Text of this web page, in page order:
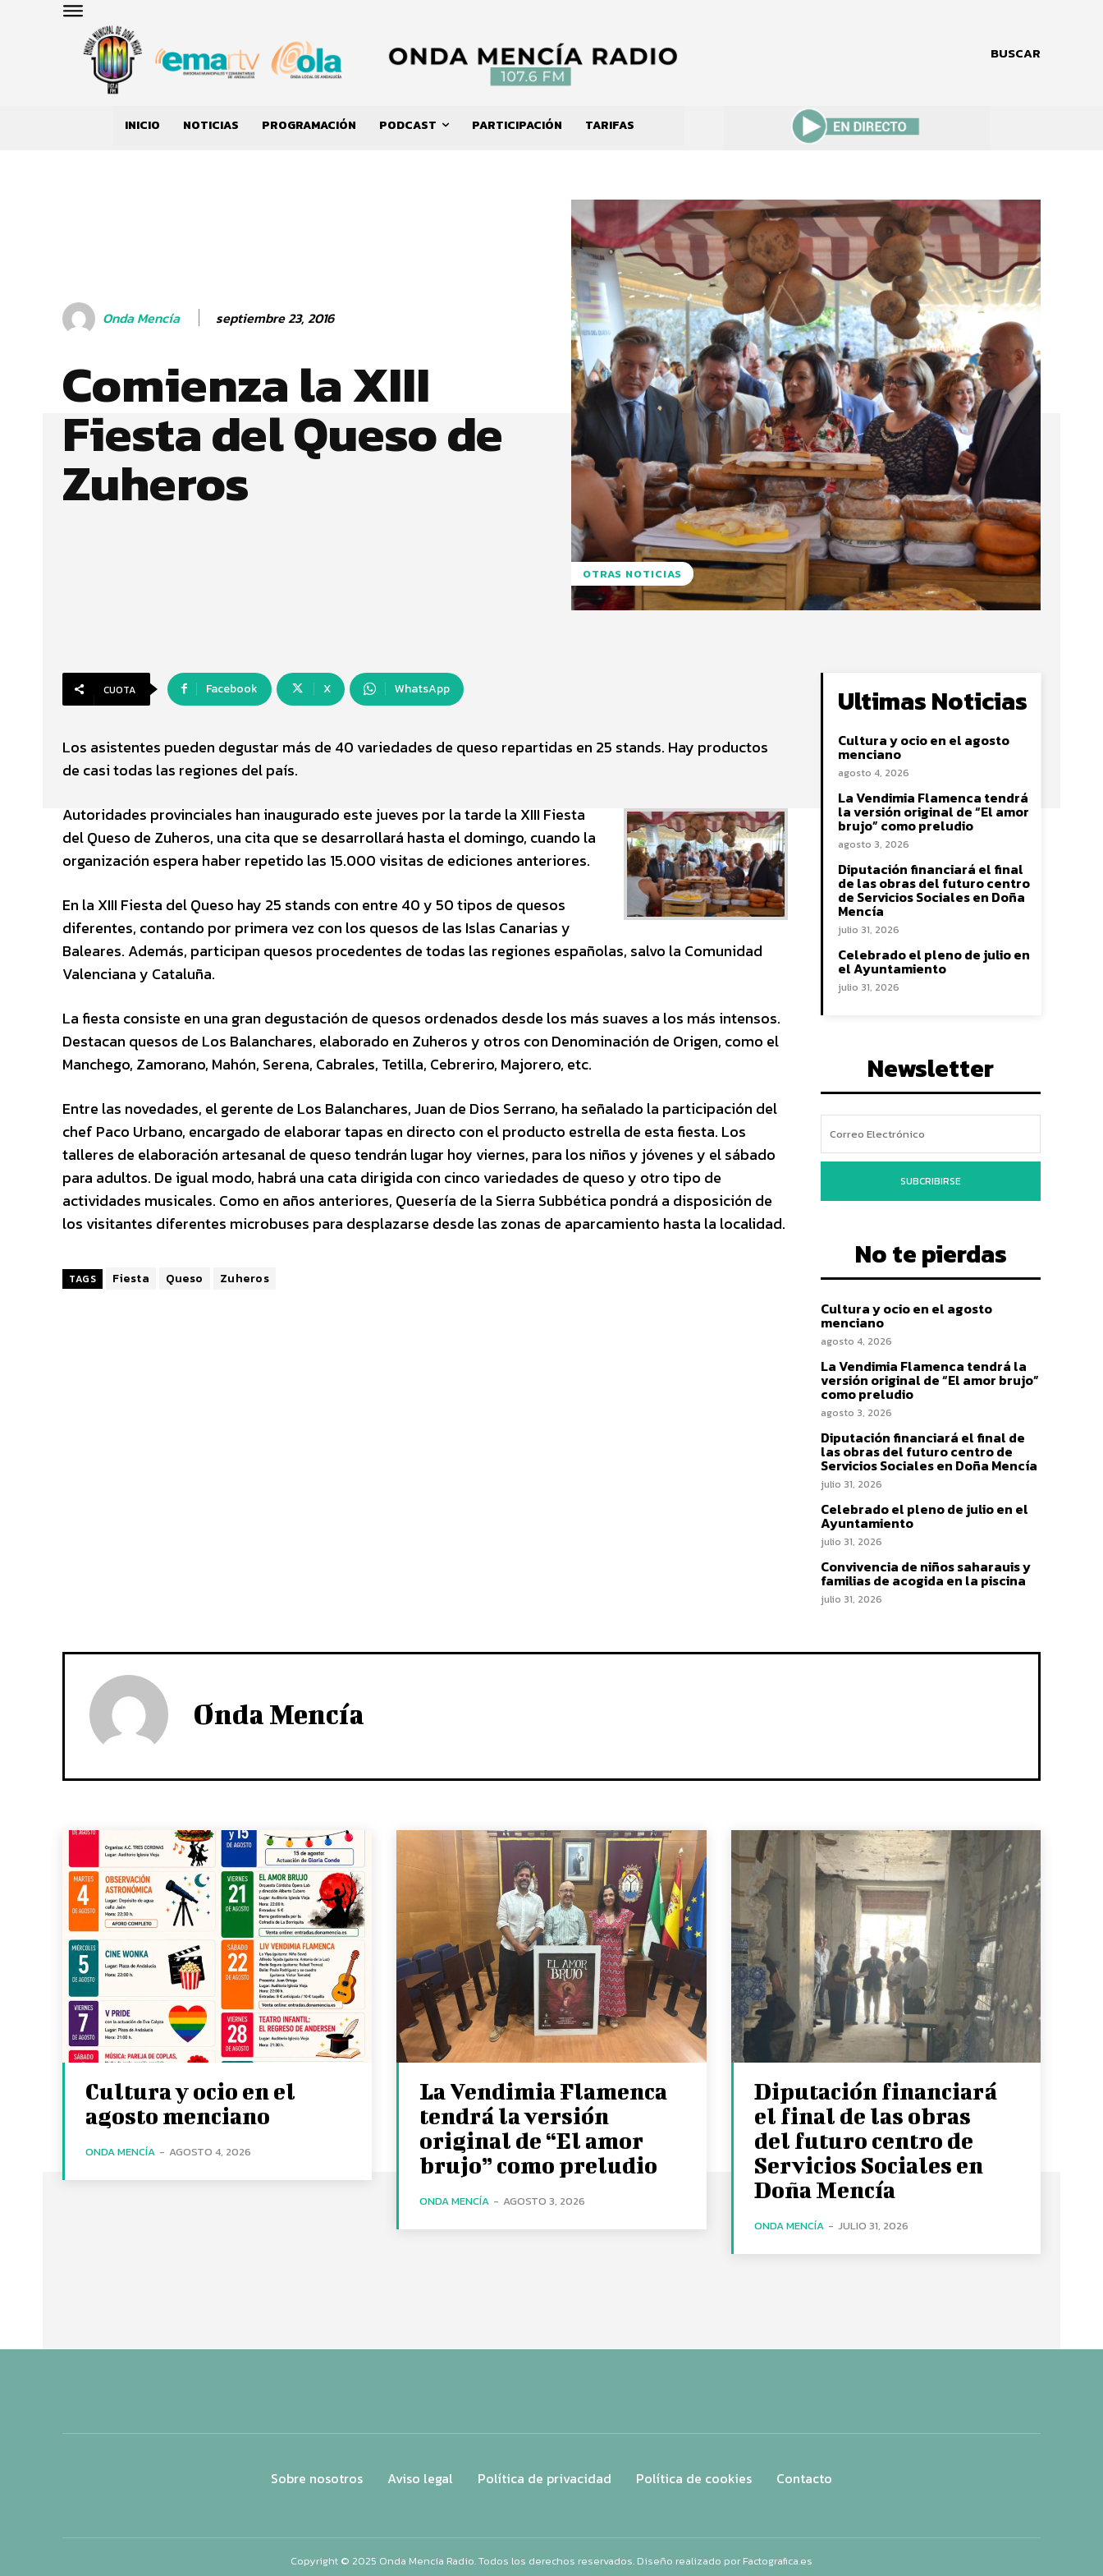
BUSCAR
INICIO NOTICIAS PROGRAMACIÓN PODCAST PARTICIPACIÓN TARIFAS
Onda Mencía septiembre 23, 2016
Comienza la XIII
Fiesta del Queso de
Zuheros
OTRAS NOTICIAS
CUOTA Facebook X WhatsApp
Los asistentes pueden degustar más de 40 variedades de queso repartidas en 25 stands. Hay productos
de casi todas las regiones del país.
Autoridades provinciales han inaugurado este jueves por la tarde la XIII Fiesta
del Queso de Zuheros, una cita que se desarrollará hasta el domingo, cuando la
organización espera haber repetido las 15.000 visitas de ediciones anteriores.
En la XIII Fiesta del Queso hay 25 stands con entre 40 y 50 tipos de quesos
diferentes, contando por primera vez con los quesos de las Islas Canarias y
Baleares. Además, participan quesos procedentes de todas las regiones españolas, salvo la Comunidad
Valenciana y Cataluña.
La fiesta consiste en una gran degustación de quesos ordenados desde los más suaves a los más intensos.
Destacan quesos de Los Balanchares, elaborado en Zuheros y otros con Denominación de Origen, como el
Manchego, Zamorano, Mahón, Serena, Cabrales, Tetilla, Cebreriro, Majorero, etc.
Entre las novedades, el gerente de Los Balanchares, Juan de Dios Serrano, ha señalado la participación del
chef Paco Urbano, encargado de elaborar tapas en directo con el producto estrella de esta fiesta. Los
talleres de elaboración artesanal de queso tendrán lugar hoy viernes, para los niños y jóvenes y el sábado
para adultos. De igual modo, habrá una cata dirigida con cinco variedades de queso y otro tipo de
actividades musicales. Como en años anteriores, Quesería de la Sierra Subbética pondrá a disposición de
los visitantes diferentes microbuses para desplazarse desde las zonas de aparcamiento hasta la localidad.
TAGS Fiesta Queso Zuheros
Ultimas Noticias
Cultura y ocio en el agosto
menciano
agosto 4, 2026
La Vendimia Flamenca tendrá
la versión original de “El amor
brujo” como preludio
agosto 3, 2026
Diputación financiará el final
de las obras del futuro centro
de Servicios Sociales en Doña
Mencía
julio 31, 2026
Celebrado el pleno de julio en
el Ayuntamiento
julio 31, 2026
Newsletter
SUBCRIBIRSE
No te pierdas
Cultura y ocio en el agosto
menciano
agosto 4, 2026
La Vendimia Flamenca tendrá la
versión original de “El amor brujo”
como preludio
agosto 3, 2026
Diputación financiará el final de
las obras del futuro centro de
Servicios Sociales en Doña Mencía
julio 31, 2026
Celebrado el pleno de julio en el
Ayuntamiento
julio 31, 2026
Convivencia de niños saharauis y
familias de acogida en la piscina
julio 31, 2026
Onda Mencía
Cultura y ocio en el
agosto menciano
ONDA MENCÍA - AGOSTO 4, 2026
La Vendimia Flamenca
tendrá la versión
original de “El amor
brujo” como preludio
ONDA MENCÍA - AGOSTO 3, 2026
Diputación financiará
el final de las obras
del futuro centro de
Servicios Sociales en
Doña Mencía
ONDA MENCÍA - JULIO 31, 2026
Sobre nosotros Aviso legal Política de privacidad Política de cookies Contacto
Copyright © 2025 Onda Mencía Radio. Todos los derechos reservados. Diseño realizado por Factografica.es